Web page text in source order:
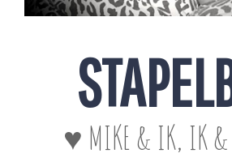
♥ MIKE & IK, IK